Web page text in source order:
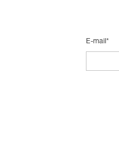
E-mail*